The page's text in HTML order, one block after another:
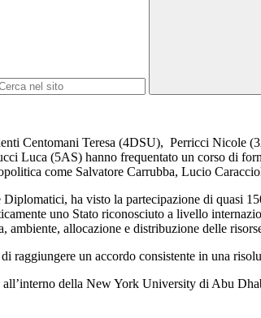
Centomani Teresa (4DSU), Perricci
Luca (5AS) hanno frequentato un corso di
come Salvatore Carrubba, Lucio
Diplomatici, ha visto la partecipazione di quasi
uno Stato riconosciuto a livello
ambiente, allocazione e distribuzione delle
raggiungere un accordo consistente in una
della New York University di Abu